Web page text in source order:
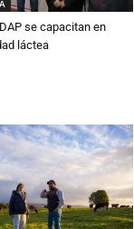
se capacitan en
láctea